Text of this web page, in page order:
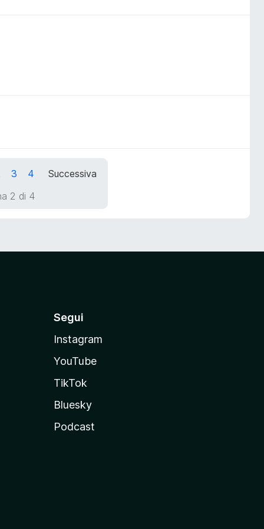
3 4
Successiva
2 di 4
Segui
Instagram
YouTube
TikTok
Bluesky
Podcast